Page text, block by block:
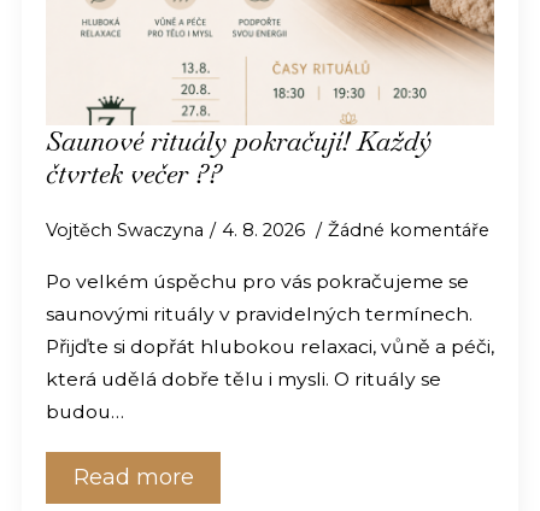
Saunové rituály pokračují! Každý
čtvrtek večer ??
Vojtěch Swaczyna 4. 8. 2026 Žádné komentáře
Po velkém úspěchu pro vás pokračujeme se
saunovými rituály v pravidelných termínech.
Přijďte si dopřát hlubokou relaxaci, vůně a péči,
která udělá dobře tělu i mysli. O rituály se
budou…
Read more